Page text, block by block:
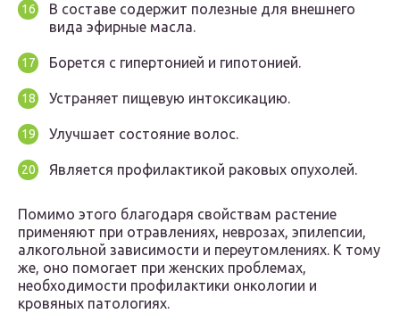
В составе содержит полезные для внешнего
вида эфирные масла.
Борется с гипертонией и гипотонией.
Устраняет пищевую интоксикацию.
Улучшает состояние волос.
Является профилактикой раковых опухолей.
Помимо этого благодаря свойствам растение
применяют при отравлениях, неврозах, эпилепсии,
алкогольной зависимости и переутомлениях. К тому
же, оно помогает при женских проблемах,
необходимости профилактики онкологии и
кровяных патологиях.